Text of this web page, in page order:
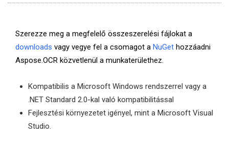
Szerezze meg a megfelelő összeszerelési fájlokat a
downloads vagy vegye fel a csomagot a NuGet hozzáadni
Aspose.OCR közvetlenül a munkaterülethez.
Kompatibilis a Microsoft Windows rendszerrel vagy a
.NET Standard 2.0-kal való kompatibilitással
Fejlesztési környezetet igényel, mint a Microsoft Visual
Studio.